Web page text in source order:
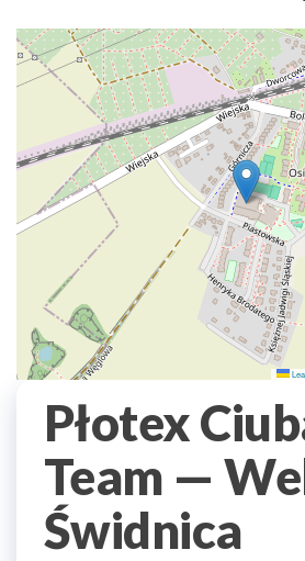
Płotex
Team —
Świdnica